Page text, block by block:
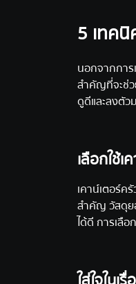
5 เทค
นอกจากการ
สำคัญที่จะช่ว
ดูดีและลงตั
เลือกใช้
เคาน์เตอร์ค
สำคัญ วัสดุย
ได้ดี การเลื